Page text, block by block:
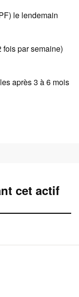
le lendemain
fois par semaine)
après 3 à 6 mois
cet actif